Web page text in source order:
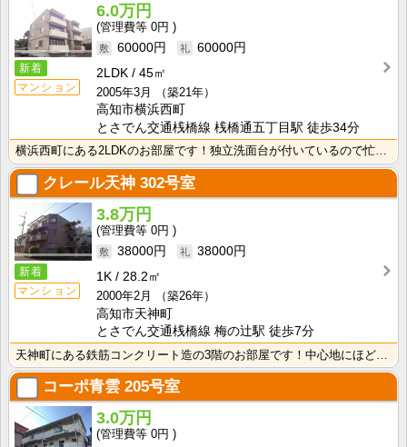
新着
マンション
6.0万円
0円
60000円
60000円
2LDK
45㎡
2005年3月
（築21年）
高知市横浜西町
とさでん交通桟橋線 桟橋通五丁目駅 徒歩34分
横浜西町にある2LDKのお部屋です！独立洗面台が付いているので忙しい朝の身支度も快適です！室内洗濯機･･･
クレール天神 302号室
新着
マンション
3.8万円
0円
38000円
38000円
1K
28.2㎡
2000年2月
（築26年）
高知市天神町
とさでん交通桟橋線 梅の辻駅 徒歩7分
コーポ青雲 205号室
3.0万円
0円